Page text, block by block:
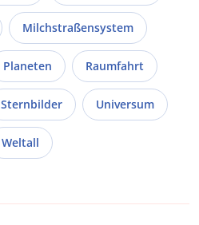
Milchstraßensystem
Planeten Raumfahrt
Sternbilder Universum
Weltall